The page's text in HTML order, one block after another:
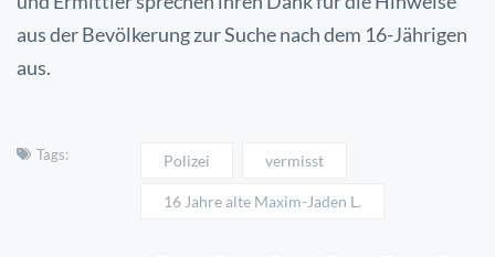
aus der Bevölkerung zur Suche nach dem 16-Jährigen
aus.
Tags: Polizei vermisst
16 Jahre alte Maxim-Jaden L.